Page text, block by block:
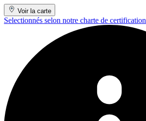
Voir la carte
Selectionnés selon notre charte de certification